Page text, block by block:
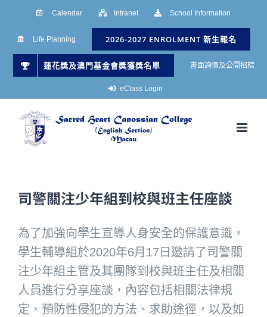
Calendar Intranet School Information
Life Planning 2026-2027 ENROLMENT 新生報名
蓮花獎及澳門基金會獎獲獎名單 書面詢價及公開招標
eClass Login
司警關注少年組到校與班主任座談
為了加強向學生宣導人身安全的保護意識，
學生輔導組於2020年6月17日邀請了司警關
注少年組主管及其團隊到校與班主任及相關
人員進行分享座談，內容包括相關法律規
定、預防性侵犯的方法、求助途徑，以及如